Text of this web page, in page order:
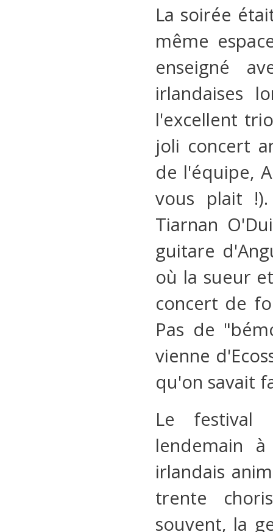
La soirée
même
enseigné
irlandaises
l'excellent
joli concert
de l'équipe,
vous plait
Tiarnan
guitare
où la sueur
concert de
Pas de
vienne
qu'on savait
Le festival
lendemain
irlandais
trente
souvent, la